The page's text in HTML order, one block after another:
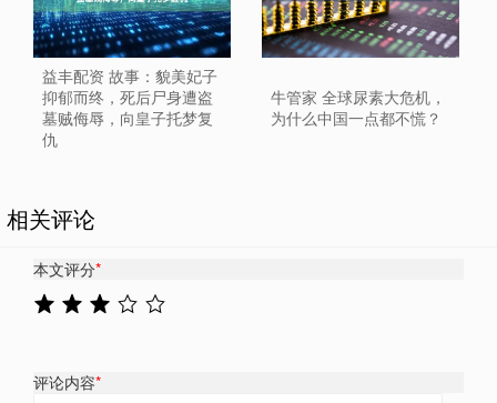
益丰配资 故事：貌美妃子
抑郁而终，死后尸身遭盗
墓贼侮辱，向皇子托梦复
仇
牛管家 全球尿素大危机，
为什么中国一点都不慌？
相关评论
本文评分*
评论内容*